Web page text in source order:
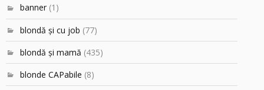
banner (1)
blondă şi cu job (77)
blondă şi mamă (435)
blonde CAPabile (8)